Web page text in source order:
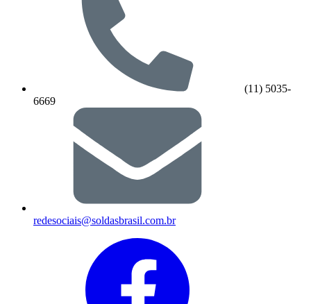
(11) 5035-
6669
redesociais@soldasbrasil.com.br